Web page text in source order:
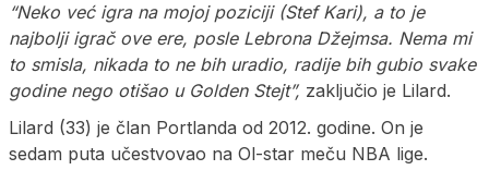
“Neko već igra na mojoj poziciji (Stef Kari), a to je
najbolji igrač ove ere, posle Lebrona Džejmsa. Nema mi
to smisla, nikada to ne bih uradio, radije bih gubio svake
godine nego otišao u Golden Stejt”, zaključio je Lilard.
Lilard (33) je član Portlanda od 2012. godine. On je
sedam puta učestvovao na Ol-star meču NBA lige.